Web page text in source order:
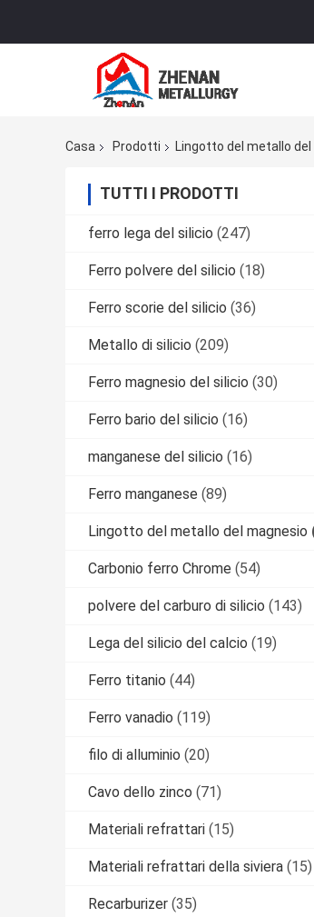
Casa
Prodotti Lingotto del metallo
TUTTI I PRODOTTI
ferro lega del silicio (247)
Ferro polvere del silicio (18)
Ferro scorie del silicio (36)
Metallo di silicio (209)
Ferro magnesio del silicio (30)
Ferro bario del silicio (16)
manganese del silicio (16)
Ferro manganese (89)
Lingotto del metallo del magnesio
Carbonio ferro Chrome (54)
polvere del carburo di silicio (143)
Lega del silicio del calcio (19)
Ferro titanio (44)
Ferro vanadio (119)
filo di alluminio (20)
Cavo dello zinco (71)
Materiali refrattari (15)
Materiali refrattari della siviera (15)
Recarburizer (35)